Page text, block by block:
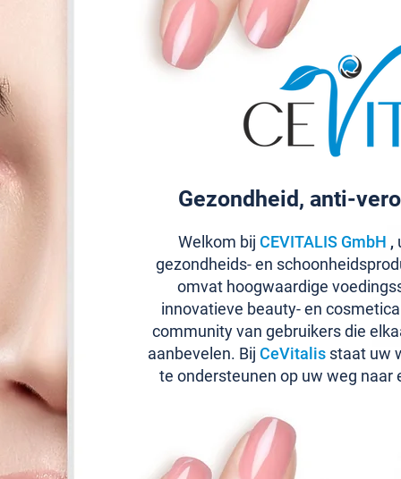
Gezondheid, anti-
Welkom bij CEVITALIS GmbH ,
gezondheids- en
omvat hoogwaardige
innovatieve beauty- en
community van gebruikers die
aanbevelen. Bij CeVitalisstaat uw
te ondersteunen op uw weg naar